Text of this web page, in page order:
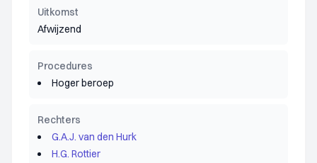
Uitkomst
Afwijzend
Procedures
Hoger beroep
Rechters
G.A.J. van den Hurk
H.G. Rottier